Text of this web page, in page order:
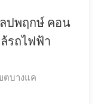
ปพฤกษ์ คอน
รถไฟฟ้า
ตบางแค